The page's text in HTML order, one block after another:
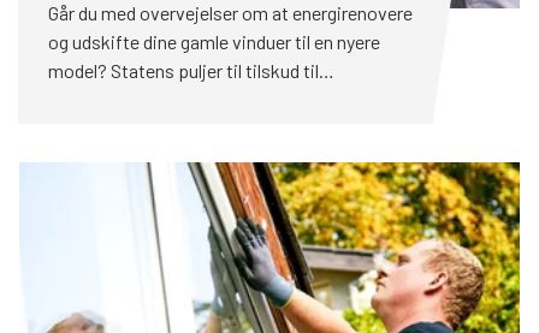
Går du med overvejelser om at energirenovere
og udskifte dine gamle vinduer til en nyere
model? Statens puljer til tilskud til
kan dog være svært at gennemskue de mange
krav og ansøgningsfrister. Herunder hjælper vi
dig med at få overblik over de forskellige
tilskud, så du kan komme sikkert i mål med din
energirenovering.